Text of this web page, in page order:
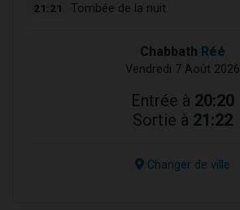
21:21 Tombée de la nuit
Chabbath Réé
Vendredi 7 Août 2026
Entrée à 20:20
Sortie à 21:22
Changer de ville